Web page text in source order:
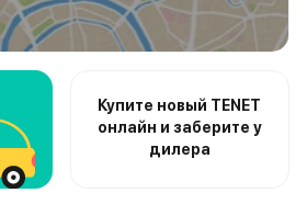
Купите новый TENET
онлайн и заберите у
дилера